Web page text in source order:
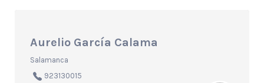
Aurelio García Calama
Salamanca
923130015